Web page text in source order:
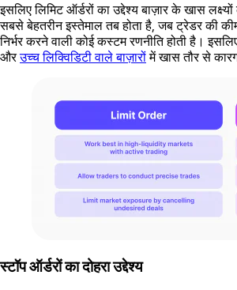
इसलिए लिमिट ऑर्डरों का उद्देश्य बाज़ार के खास
सबसे बेहतरीन इस्तेमाल तब होता है, जब ट्रेडर की
निर्भर करने वाली कोई कस्टम रणनीति होती है।
औरउच्च लिक्विडिटी वाले बाज़ारोंमें खास तौर से
स्टॉप ऑर्डरों का दोहरा उद्देश्य